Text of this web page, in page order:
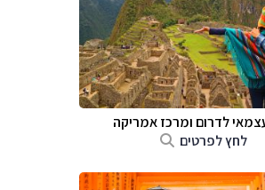
לדרום ומרכז אמריקה
לחץ לפרטים